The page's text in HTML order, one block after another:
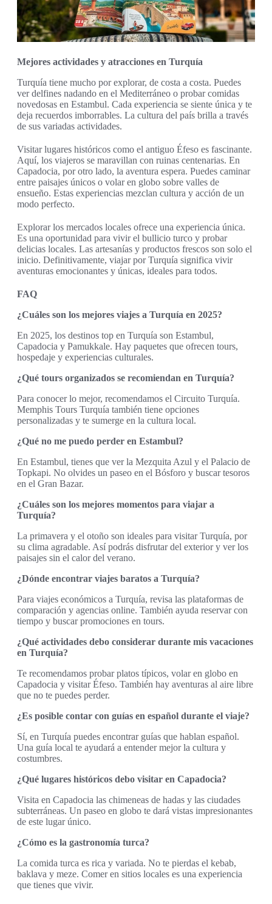
Mejores actividades y atracciones en Turquía
Turquía tiene mucho por explorar, de costa a costa. Puedes
ver delfines nadando en el Mediterráneo o probar comidas
novedosas en Estambul. Cada experiencia se siente única y te
deja recuerdos imborrables. La cultura del país brilla a través
de sus variadas actividades.
Visitar lugares históricos como el antiguo Éfeso es fascinante.
Aquí, los viajeros se maravillan con ruinas centenarias. En
Capadocia, por otro lado, la aventura espera. Puedes caminar
entre paisajes únicos o volar en globo sobre valles de
ensueño. Estas experiencias mezclan cultura y acción de un
modo perfecto.
Explorar los mercados locales ofrece una experiencia única.
Es una oportunidad para vivir el bullicio turco y probar
delicias locales. Las artesanías y productos frescos son solo el
inicio. Definitivamente, viajar por Turquía significa vivir
aventuras emocionantes y únicas, ideales para todos.
FAQ
¿Cuáles son los mejores viajes a Turquía en 2025?
En 2025, los destinos top en Turquía son Estambul,
Capadocia y Pamukkale. Hay paquetes que ofrecen tours,
hospedaje y experiencias culturales.
¿Qué tours organizados se recomiendan en Turquía?
Para conocer lo mejor, recomendamos el Circuito Turquía.
Memphis Tours Turquía también tiene opciones
personalizadas y te sumerge en la cultura local.
¿Qué no me puedo perder en Estambul?
En Estambul, tienes que ver la Mezquita Azul y el Palacio de
Topkapi. No olvides un paseo en el Bósforo y buscar tesoros
en el Gran Bazar.
¿Cuáles son los mejores momentos para viajar a
Turquía?
La primavera y el otoño son ideales para visitar Turquía, por
su clima agradable. Así podrás disfrutar del exterior y ver los
paisajes sin el calor del verano.
¿Dónde encontrar viajes baratos a Turquía?
Para viajes económicos a Turquía, revisa las plataformas de
comparación y agencias online. También ayuda reservar con
tiempo y buscar promociones en tours.
¿Qué actividades debo considerar durante mis vacaciones
en Turquía?
Te recomendamos probar platos típicos, volar en globo en
Capadocia y visitar Éfeso. También hay aventuras al aire libre
que no te puedes perder.
¿Es posible contar con guías en español durante el viaje?
Sí, en Turquía puedes encontrar guías que hablan español.
Una guía local te ayudará a entender mejor la cultura y
costumbres.
¿Qué lugares históricos debo visitar en Capadocia?
Visita en Capadocia las chimeneas de hadas y las ciudades
subterráneas. Un paseo en globo te dará vistas impresionantes
de este lugar único.
¿Cómo es la gastronomía turca?
La comida turca es rica y variada. No te pierdas el kebab,
baklava y meze. Comer en sitios locales es una experiencia
que tienes que vivir.